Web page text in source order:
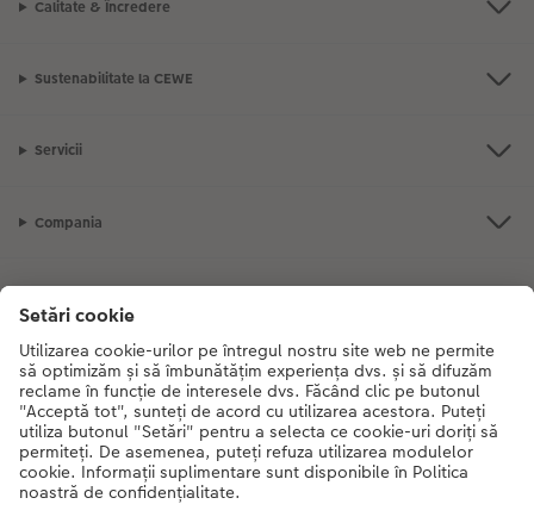
Calitate & Încredere
Sustenabilitate la CEWE
Servicii
Compania
CEWE Fotolumea